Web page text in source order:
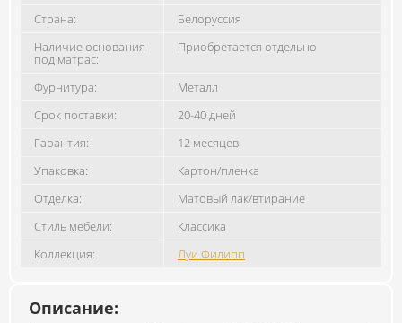
Страна:
Белоруссия
Наличие основания
под матрас:
Приобретается отдельно
Фурнитура:
Металл
Срок поставки:
20-40 дней
Гарантия:
12 месяцев
Упаковка:
Картон/пленка
Отделка:
Матовый лак/втирание
Стиль мебели:
Классика
Коллекция:
Луи Филипп
Описание: